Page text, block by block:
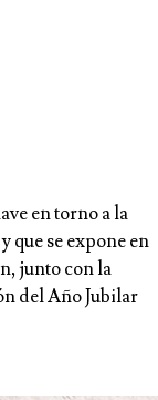
en torno a la
que se expone en
junto con la
del Año Jubilar